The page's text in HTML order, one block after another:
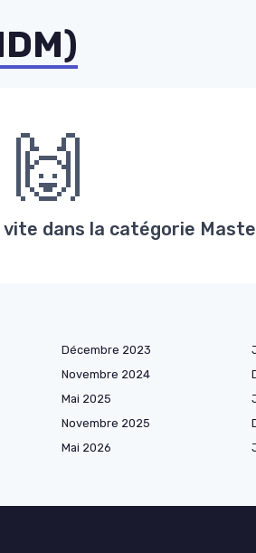
🙌
dans la catégorie
Décembre 2023
Novembre 2024
Mai 2025
Novembre 2025
Mai 2026